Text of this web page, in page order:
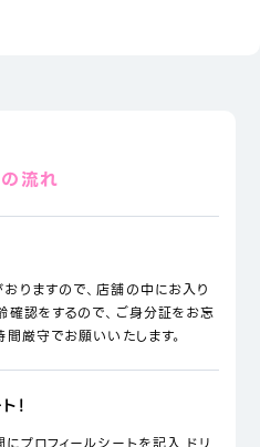
流れ
りますので、店舗の中にお入り
確認をするので、ご身分証をお忘
間厳守でお願いいたします。
！